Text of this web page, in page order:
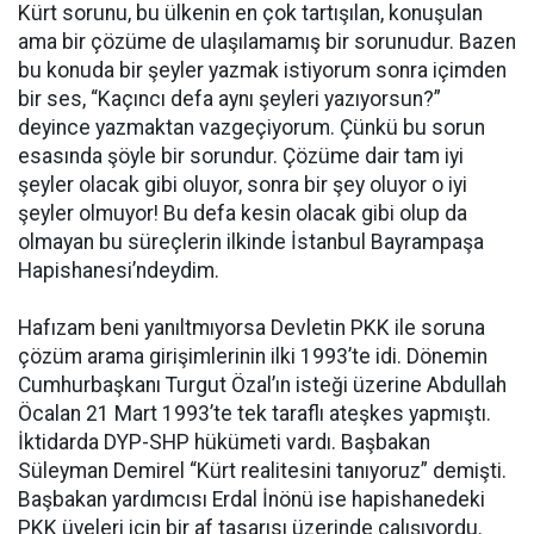
Kürt sorunu, bu ülkenin en çok tartışılan, konuşulan
ama bir çözüme de ulaşılamamış bir sorunudur. Bazen
bu konuda bir şeyler yazmak istiyorum sonra içimden
bir ses, “Kaçıncı defa aynı şeyleri yazıyorsun?”
deyince yazmaktan vazgeçiyorum. Çünkü bu sorun
esasında şöyle bir sorundur. Çözüme dair tam iyi
şeyler olacak gibi oluyor, sonra bir şey oluyor o iyi
şeyler olmuyor! Bu defa kesin olacak gibi olup da
olmayan bu süreçlerin ilkinde İstanbul Bayrampaşa
Hapishanesi’ndeydim.
Hafızam beni yanıltmıyorsa Devletin PKK ile soruna
çözüm arama girişimlerinin ilki 1993’te idi. Dönemin
Cumhurbaşkanı Turgut Özal’ın isteği üzerine Abdullah
Öcalan 21 Mart 1993’te tek taraflı ateşkes yapmıştı.
İktidarda DYP-SHP hükümeti vardı. Başbakan
Süleyman Demirel “Kürt realitesini tanıyoruz” demişti.
Başbakan yardımcısı Erdal İnönü ise hapishanedeki
PKK üyeleri için bir af tasarısı üzerinde çalışıyordu.